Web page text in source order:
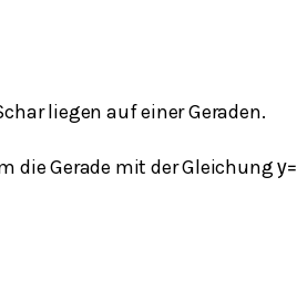
liegen auf einer Geraden.
die Gerade mit der Gleichungy=